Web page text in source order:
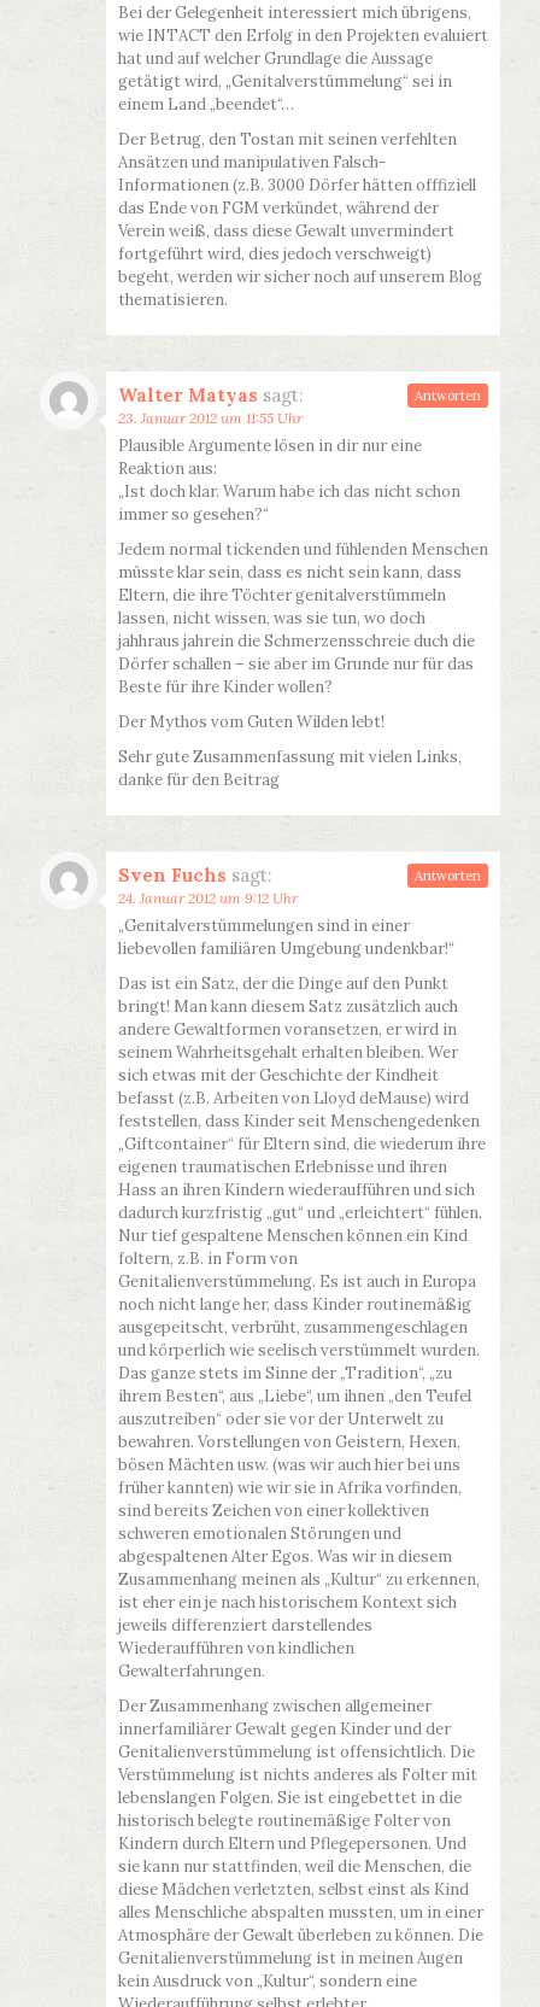
Bei der Gelegenheit interessiert mich übrigens,
wie INTACT den Erfolg in den Projekten evaluiert
hat und auf welcher Grundlage die Aussage
getätigt wird, „Genitalverstümmelung“ sei in
einem Land „beendet“…
Der Betrug, den Tostan mit seinen verfehlten
Ansätzen und manipulativen Falsch-
Informationen (z.B. 3000 Dörfer hätten offfiziell
das Ende von FGM verkündet, während der
Verein weiß, dass diese Gewalt unvermindert
fortgeführt wird, dies jedoch verschweigt)
begeht, werden wir sicher noch auf unserem Blog
thematisieren.
Walter Matyas sagt:
23. Januar 2012 um 11:55 Uhr
Plausible Argumente lösen in dir nur eine
Reaktion aus:
„Ist doch klar. Warum habe ich das nicht schon
immer so gesehen?“
Jedem normal tickenden und fühlenden Menschen
müsste klar sein, dass es nicht sein kann, dass
Eltern, die ihre Töchter genitalverstümmeln
lassen, nicht wissen, was sie tun, wo doch
jahhraus jahrein die Schmerzensschreie duch die
Dörfer schallen – sie aber im Grunde nur für das
Beste für ihre Kinder wollen?
Der Mythos vom Guten Wilden lebt!
Sehr gute Zusammenfassung mit vielen Links,
danke für den Beitrag
Antworten
Sven Fuchs sagt:
24. Januar 2012 um 9:12 Uhr
„Genitalverstümmelungen sind in einer
liebevollen familiären Umgebung undenkbar!“
Das ist ein Satz, der die Dinge auf den Punkt
bringt! Man kann diesem Satz zusätzlich auch
andere Gewaltformen voransetzen, er wird in
seinem Wahrheitsgehalt erhalten bleiben. Wer
sich etwas mit der Geschichte der Kindheit
befasst (z.B. Arbeiten von Lloyd deMause) wird
feststellen, dass Kinder seit Menschengedenken
„Giftcontainer“ für Eltern sind, die wiederum ihre
eigenen traumatischen Erlebnisse und ihren
Hass an ihren Kindern wiederaufführen und sich
dadurch kurzfristig „gut“ und „erleichtert“ fühlen.
Nur tief gespaltene Menschen können ein Kind
foltern, z.B. in Form von
Genitalienverstümmelung. Es ist auch in Europa
noch nicht lange her, dass Kinder routinemäßig
ausgepeitscht, verbrüht, zusammengeschlagen
und körperlich wie seelisch verstümmelt wurden.
Das ganze stets im Sinne der „Tradition“, „zu
ihrem Besten“, aus „Liebe“, um ihnen „den Teufel
auszutreiben“ oder sie vor der Unterwelt zu
bewahren. Vorstellungen von Geistern, Hexen,
bösen Mächten usw. (was wir auch hier bei uns
früher kannten) wie wir sie in Afrika vorfinden,
sind bereits Zeichen von einer kollektiven
schweren emotionalen Störungen und
abgespaltenen Alter Egos. Was wir in diesem
Zusammenhang meinen als „Kultur“ zu erkennen,
ist eher ein je nach historischem Kontext sich
jeweils differenziert darstellendes
Wiederaufführen von kindlichen
Gewalterfahrungen.
Der Zusammenhang zwischen allgemeiner
innerfamiliärer Gewalt gegen Kinder und der
Genitalienverstümmelung ist offensichtlich. Die
Verstümmelung ist nichts anderes als Folter mit
lebenslangen Folgen. Sie ist eingebettet in die
historisch belegte routinemäßige Folter von
Kindern durch Eltern und Pflegepersonen. Und
sie kann nur stattfinden, weil die Menschen, die
diese Mädchen verletzten, selbst einst als Kind
alles Menschliche abspalten mussten, um in einer
Atmosphäre der Gewalt überleben zu können. Die
Genitalienverstümmelung ist in meinen Augen
kein Ausdruck von „Kultur“, sondern eine
Antworten